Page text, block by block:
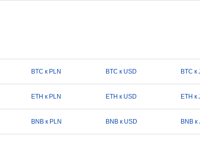
BTC к PLN BTC к USD BTC к
ETH к PLN ETH к USD ETH к
BNB к PLN BNB к USD BNB к